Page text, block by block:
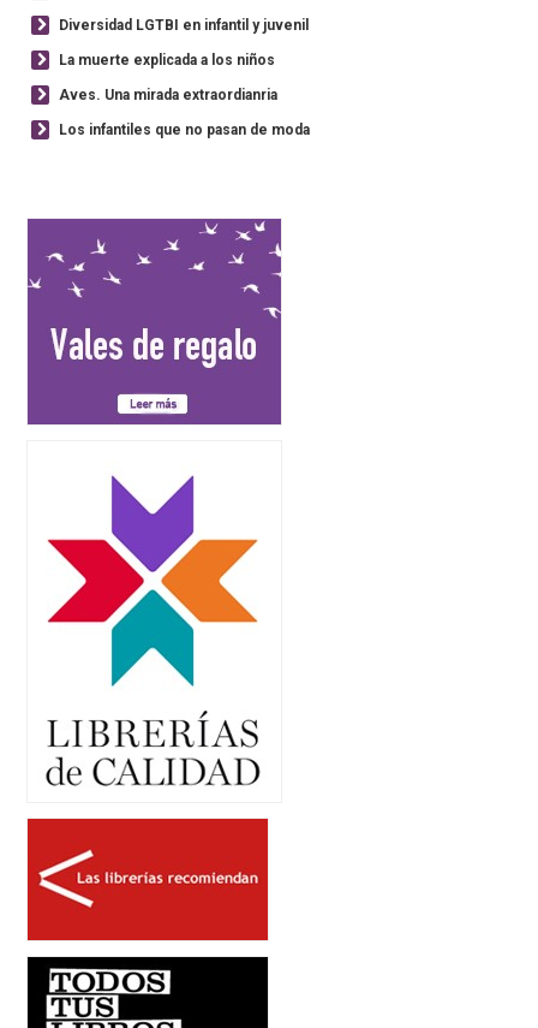
Diversidad LGTBI en infantil y juvenil
La muerte explicada a los niños
Aves. Una mirada extraordianria
Los infantiles que no pasan de moda